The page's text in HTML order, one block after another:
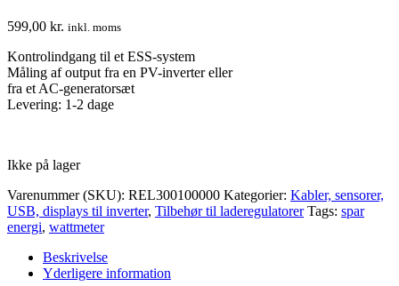
599,00 kr. inkl. moms
Kontrolindgang til et ESS-system
Måling af output fra en PV-inverter eller
fra et AC-generatorsæt
Levering: 1-2 dage
Ikke på lager
Varenummer (SKU): REL300100000 Kategorier: Kabler, sensorer,
USB, displays til inverter, Tilbehør til laderegulatorer Tags: spar
energi, wattmeter
Beskrivelse
Yderligere information